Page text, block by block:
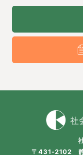
〒431-2102 静